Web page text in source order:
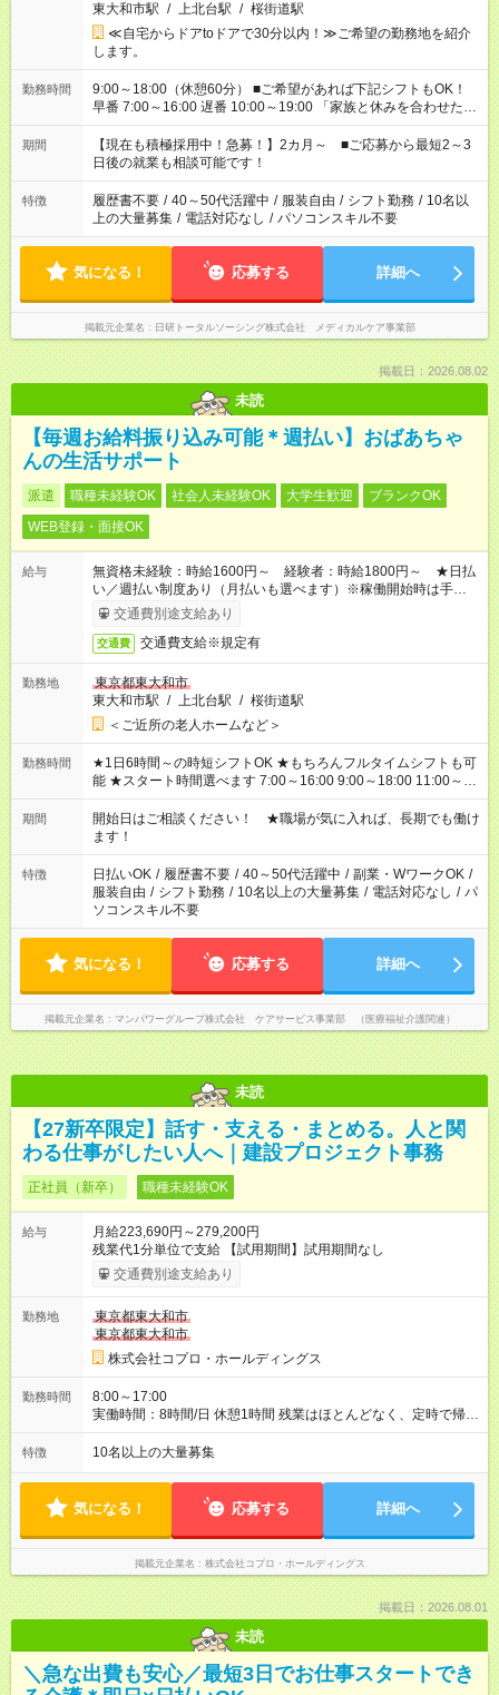
東大和市駅 / 上北台駅 / 桜街道駅
≪自宅からドアtoドアで30分以内！≫ご希望の勤務地を紹介
します。
勤務時間
9:00～18:00（休憩60分） ■ご希望があれば下記シフトもOK！
早番 7:00～16:00 遅番 10:00～19:00 「家族と休みを合わせた
い」 「余裕を持って夕飯の準備がしたい」 「できれば残業はし
たくない」 など、ご希望を教えてくださいね。 ※Wワーク希望
の方へ 今ご覧のお仕事で希望する勤務時間と、もう1つのお仕事
の勤務時間。 合計で週40時間を超える場合は応募できません。
期間
【現在も積極採用中！急募！】2カ月～ ■ご応募から最短2～3
日後の就業も相談可能です！
特徴 履歴書不要 / 40～50代活躍中 / 服装自由 / シフト勤務 / 10名以
上の大量募集 / 電話対応なし / パソコンスキル不要
気になる！ 応募する 詳細へ
掲載元企業名 日研トータルソーシング株式会社 メディカルケア事業部
掲載日：2026.08.02
未読
【毎週お給料振り込み可能＊週払い】おばあちゃ
んの生活サポート
派遣 職種未経験OK 社会人未経験OK 大学生歓迎
ブランクOK
WEB登録・面接OK
給与
無資格未経験：時給1600円～ 経験者：時給1800円～ ★日払
い／週払い制度あり（月払いも選べます）※稼働開始時は手続き
完了次第のお支払いとなります。
交通費別途支給あり
交通費 交通費支給※規定有
勤務地
東京都東大和市
東大和市駅 / 上北台駅 / 桜街道駅
＜ご近所の老人ホームなど＞
勤務時間
★1日6時間～の時短シフトOK ★もちろんフルタイムシフトも可
能 ★スタート時間選べます 7:00～16:00 9:00～18:00 11:00～
20:00 など 残業なし！ ※Wワークの場合、他のお仕事と合わせ
週40時間超の就業はご案内できません ※法令に基づき、週20時
間以上勤務は社会保険への加入対象となります ※労働者派遣法
（日雇い派遣の原則禁止）により、短時間・短期間の就業はご
案内が難しい場合があります
期間
開始日はご相談ください！ ★職場が気に入れば、長期でも働け
ます！
特徴 日払いOK / 履歴書不要 / 40～50代活躍中 / 副業・WワークOK /
服装自由 / シフト勤務 / 10名以上の大量募集 / 電話対応なし / パ
ソコンスキル不要
気になる！ 応募する 詳細へ
掲載元企業名 マンパワーグループ株式会社 ケアサービス事業部 （医療福祉介護関連）
未読
【27新卒限定】話す・支える・まとめる。人と関
わる仕事がしたい人へ｜建設プロジェクト事務
正社員（新卒） 職種未経験OK
給与
月給223,690円～279,200円
残業代1分単位で支給 【試用期間】試用期間なし
交通費別途支給あり
勤務地
東京都東大和市
東京都東大和市
株式会社コプロ・ホールディングス
勤務時間
8:00～17:00
実働時間：8時間/日 休憩1時間 残業はほとんどなく、定時で帰れ
る日が多い働き方です。 毎日の業務は進捗管理や事務が中心な
ので、 「今日やるべき仕事」が終われば、自然と区切りをつけ
方を大切にしています。
特徴 10名以上の大量募集
気になる！ 応募する 詳細へ
掲載元企業名 株式会社コプロ・ホールディングス
掲載日：2026.08.01
未読
＼急な出費も安心／最短3日でお仕事スタートでき